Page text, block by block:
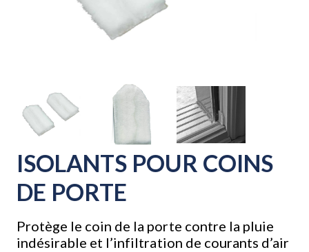
ISOLANTS POUR COINS
DE PORTE
Protège le coin de la porte contre la pluie
indésirable et l’infiltration de courants d’air